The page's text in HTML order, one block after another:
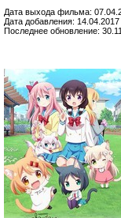
Дата выхода фильма:
Дата добавления: 14.04.2017
Последнее обновление: